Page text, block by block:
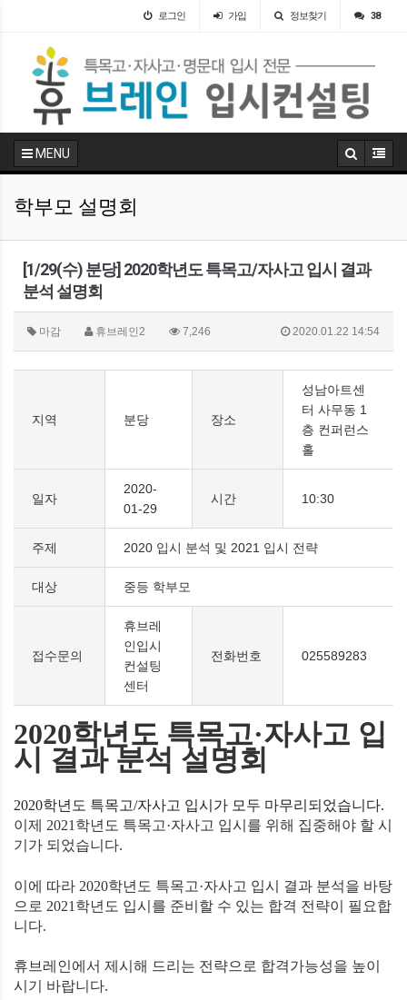
로그인 가입 정보찾기 38
MENU
학부모 설명회
[1/29(수) 분당] 2020학년도 특목고/자사고 입시 결과
분석 설명회
마감 휴브레인2 7,246 2020.01.22 14:54
지역 분당 장소
성남아트센
터 사무동 1
층 컨퍼런스
홀
일자
2020-
01-29
시간 10:30
주제 2020 입시 분석 및 2021 입시 전략
대상 중등 학부모
접수문의
휴브레
인입시
컨설팅
센터
전화번호 025589283
2020학년도 특목고·자사고 입
시 결과 분석 설명회
2020학년도 특목고/자사고 입시가 모두 마무리되었습니다.
이제 2021 학년도 특목고·자사고 입시를 위해 집중해야 할 시
기가 되었습니다.
이에 따라 2020학년도 특목고·자사고 입시 결과 분석을 바탕
으로 2021 학년도 입시를 준비할 수 있는 합격 전략이 필요합
니다.
휴브레인에서 제시해 드리는 전략으로 합격가능성을 높이
시기 바랍니다.